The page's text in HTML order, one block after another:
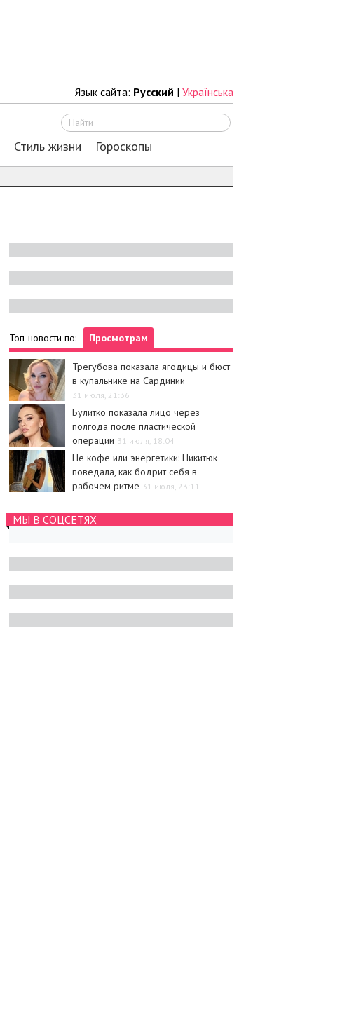
Язык сайта: Русский | Українська
Стиль жизни Гороскопы
Топ-новости по: Просмотрам
Трегубова показала ягодицы и бюст
в купальнике на Сардинии
31 июля, 21:36
Булитко показала лицо через
полгода после пластической
операции 31 июля, 18:04
Не кофе или энергетики: Никитюк
поведала, как бодрит себя в
рабочем ритме 31 июля, 23:11
МЫ В СОЦСЕТЯХ